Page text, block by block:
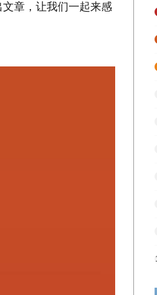
章，让我们一起来感